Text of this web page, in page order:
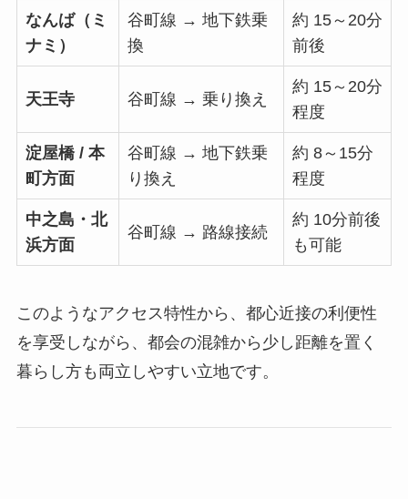
なんば（ミ
ナミ）
谷町線 → 地下鉄乗
換
約 15～20分
前後
天王寺 谷町線 → 乗り換え
約 15～20分
程度
淀屋橋 / 本
町方面
谷町線 → 地下鉄乗
り換え
約 8～15分
程度
中之島・北
浜方面
谷町線 → 路線接続
約 10分前後
も可能
このようなアクセス特性から、都心近接の利便性
を享受しながら、都会の混雑から少し距離を置く
暮らし方も両立しやすい立地です。